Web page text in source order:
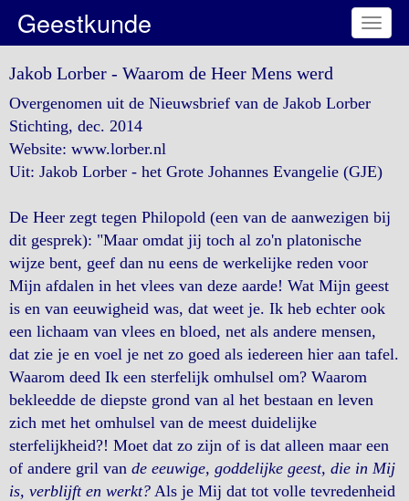
Toggle
Geestkunde
Jakob Lorber - Waarom de Heer Mens werd
Overgenomen uit de Nieuwsbrief van de Jakob Lorber
Stichting, dec. 2014
Website: www.lorber.nl
Uit: Jakob Lorber - het Grote Johannes Evangelie (GJE)
De Heer zegt tegen Philopold (een van de aanwezigen bij
dit gesprek): "Maar omdat jij toch al zo'n platonische
wijze bent, geef dan nu eens de werkelijke reden voor
Mijn afdalen in het vlees van deze aarde! Wat Mijn geest
is en van eeuwigheid was, dat weet je. Ik heb echter ook
een lichaam van vlees en bloed, net als andere mensen,
dat zie je en voel je net zo goed als iedereen hier aan tafel.
Waarom deed Ik een sterfelijk omhulsel om? Waarom
bekleedde de diepste grond van al het bestaan en leven
zich met het omhulsel van de meest duidelijke
sterfelijkheid?! Moet dat zo zijn of is dat alleen maar een
of andere gril van de eeuwige, goddelijke geest, die in Mij
is, verblijft en werkt? Als je Mij dat tot volle tevredenheid